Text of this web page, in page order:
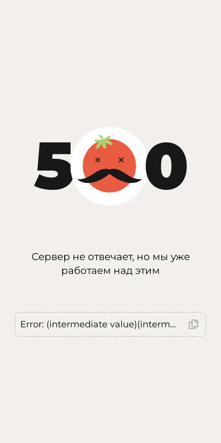
Сервер не отвечает, но мы уже
работаем над этим
Error: (intermediate value)(intermediate value)(intermediate value).replaceAll is not a function